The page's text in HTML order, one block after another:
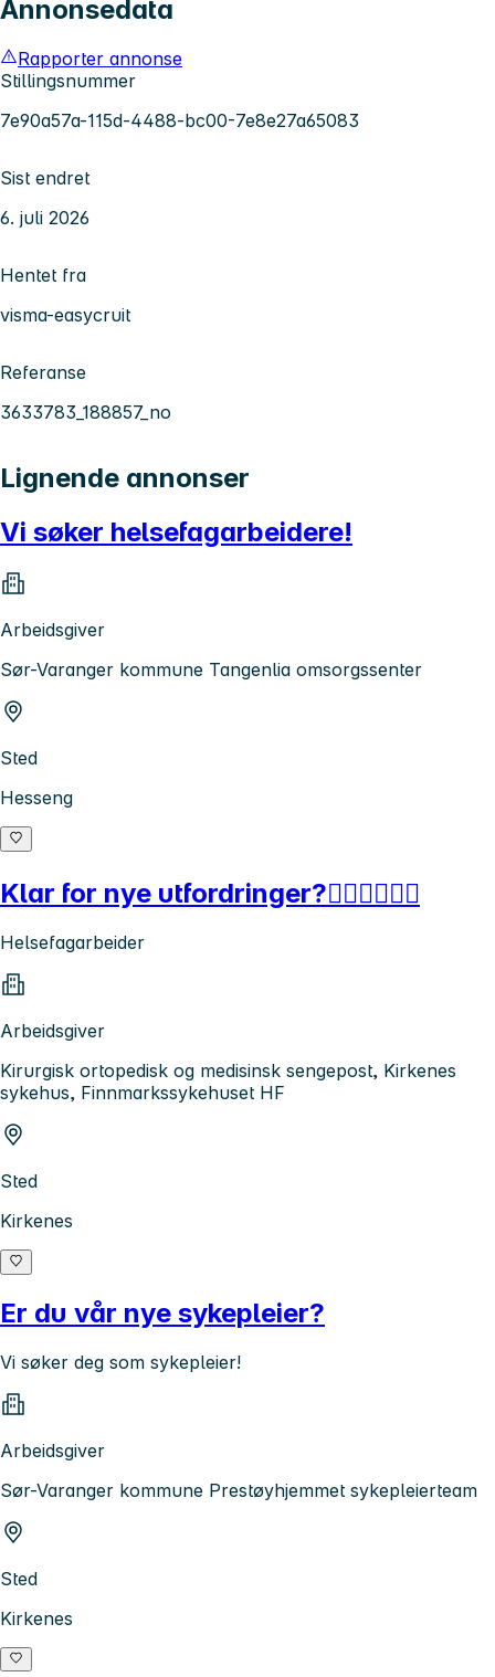
Annonsedata
Rapporter annonse
Stillingsnummer
7e90a57a-115d-4488-bc00-7e8e27a65083
Sist endret
6. juli 2026
Hentet fra
visma-easycruit
Referanse
3633783_188857_no
Lignende annonser
Vi søker helsefagarbeidere!
Arbeidsgiver
Sør-Varanger kommune Tangenlia omsorgssenter
Sted
Hesseng
Klar for nye utfordringer?👨🏻‍⚕️👩🏻‍⚕️
Helsefagarbeider
Arbeidsgiver
Kirurgisk ortopedisk og medisinsk sengepost, Kirkenes
sykehus, Finnmarkssykehuset HF
Sted
Kirkenes
Er du vår nye sykepleier?
Vi søker deg som sykepleier!
Arbeidsgiver
Sør-Varanger kommune Prestøyhjemmet sykepleierteam
Sted
Kirkenes